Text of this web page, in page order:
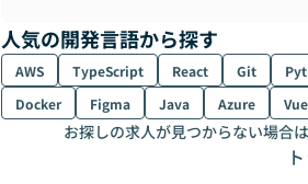
人気の開発言語から探す
AWS TypeScript React Git
Docker
Figma Java Azure
お探しの求人が見つからない場合